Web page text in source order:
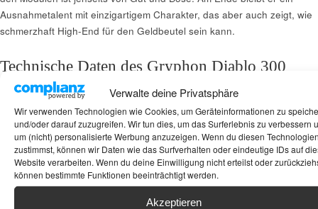
Verwalte deine Privatsphäre
Wir verwenden Technologien wie Cookies, um Geräteinformationen zu
und/oder darauf zuzugreifen. Wir tun dies, um das Surferlebnis zu verbessern
um (nicht) personalisierte Werbung anzuzeigen. Wenn du diesen
zustimmst, können wir Daten wie das Surfverhalten oder eindeutige IDs auf
Website verarbeiten. Wenn du deine Einwilligung nicht erteilst oder
können bestimmte Funktionen beeinträchtigt werden.
Akzeptieren
Ausnahmetalent mit einzigartigem Charakter, das aber auch zeigt, wie
schmerzhaft High-End für den Geldbeutel sein kann.
Technische Daten des Gryphon Diablo 300
Leistung
2 x 300 Watt (8 Ω) | 2 x 600 Watt (4 Ω) | 2 x 950
Watt (2 Ω)
Verstärkertyp Vollverstärker (Integrierter Verstärker)